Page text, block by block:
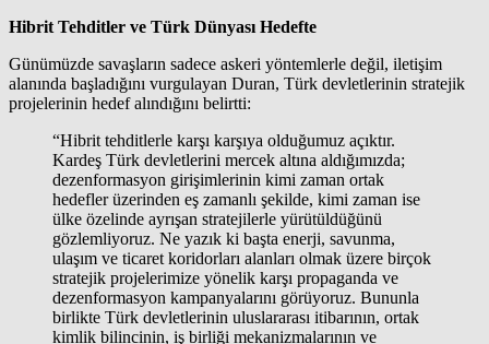
Hibrit Tehditler ve Türk Dünyası Hedefte
Günümüzde savaşların sadece askeri yöntemlerle değil, iletişim
alanında başladığını vurgulayan Duran, Türk devletlerinin stratejik
projelerinin hedef alındığını belirtti:
“Hibrit tehditlerle karşı karşıya olduğumuz açıktır.
Kardeş Türk devletlerini mercek altına aldığımızda;
dezenformasyon girişimlerinin kimi zaman ortak
hedefler üzerinden eş zamanlı şekilde, kimi zaman ise
ülke özelinde ayrışan stratejilerle yürütüldüğünü
gözlemliyoruz. Ne yazık ki başta enerji, savunma,
ulaşım ve ticaret koridorları alanları olmak üzere birçok
stratejik projelerimize yönelik karşı propaganda ve
dezenformasyon kampanyalarını görüyoruz. Bununla
birlikte Türk devletlerinin uluslararası itibarının, ortak
kimlik bilincinin, iş birliği mekanizmalarının ve